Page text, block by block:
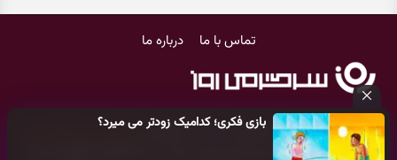
بازی فکری؛ کدامیک زودتر می میرد؟
دیدن ارزش مسیرهای آرام
وقتی همه راه‌ها بسته شد، این دعای گشایش را بخوانید؛ ذکر معتبر برای
آسان شدن فوری کارهای سخت
فال فرشتگان امروز جمعه ۱۶ مرداد ۱۴۰۵ | پیام‌هایی برای آرام‌کردن ذهن و
نگه‌داشتن چیزهای ارزشمند
تماس با ما درباره ما
کلیه حقوق مادی و معنوی این سایت متعلق بهپایگاه خبری سرگرمی روز
می‌باشد و هر گونه کپی‌برداری توسط دیگر سایت‌ها